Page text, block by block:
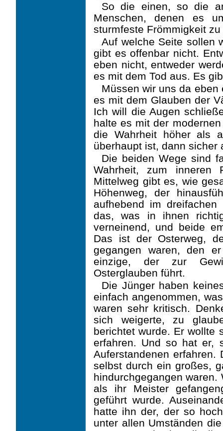
So die einen, so die
Menschen, denen es
sturmfeste Frömmigkeit
Auf welche Seite sollen
gibt es offenbar nicht.
eben nicht, entweder
es mit dem Tod aus. Es
Müssen wir uns da
es mit dem Glauben der
Ich will die Augen
halte es mit der
die Wahrheit höher als
überhaupt ist, dann sicher
Die beiden Wege sind
Wahrheit, zum inneren
Mittelweg gibt es, wie
Höhenweg, der
aufhebend im
das, was in ihnen
verneinend, und beide
Das ist der Osterweg,
gegan­gen waren, den
einzige, der zur
Osterglauben führt.
Die Jünger haben
einfach angenommen,
waren sehr kritisch.
sich wei­gerte, zu
berichtet wurde. Er wollte
erfahren. Und so hat er,
Auferstandenen
selbst durch ein großes,
hindurchgegangen
als ihr Meister
geführt wurde.
hatte ihn der, der so
unter allen Umständen